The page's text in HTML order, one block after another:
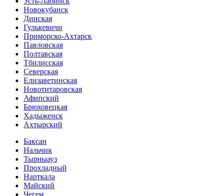
Новокубанск
Динская
Гулькевичи
Приморско-Ахтарск
Павловская
Полтавская
Тбилисская
Северская
Елизаветинская
Новотитаровская
Афипский
Брюховецкая
Хадыженск
Ахтырский
Баксан
Нальчик
Тырныауз
Прохладный
Нарткала
Майский
Чегем